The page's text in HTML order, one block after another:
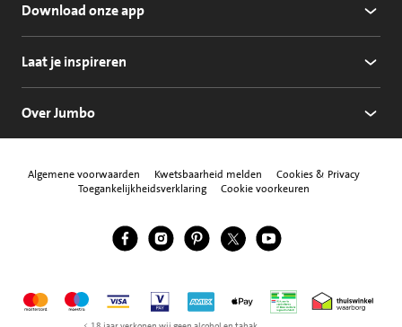
Download onze app
Laat je inspireren
Over Jumbo
Algemene voorwaarden Kwetsbaarheid melden
Cookies & Privacy
Toegankelijkheidsverklaring
Cookie voorkeuren
Volg ons
Jumbo Facebook
Jumbo Instagram
Jumbo Pinterest
Jumbo Twitter
Jumbo YouTube
MastercardMaestroVisa Vpay American Express
Apple Pay Thuiswinkel